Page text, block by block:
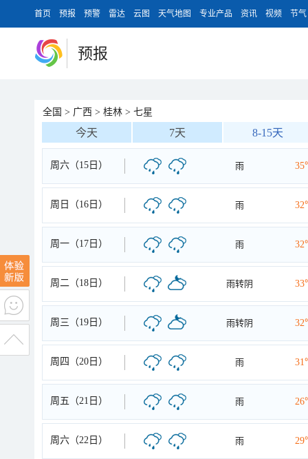
首页 预报 预警 雷达 云图 天气地图 专业产品 资讯 视频 节气
预报
全国 > 广西 > 桂林 > 七星
今天 7天 8-15天
周六（15日） 雨
周日（16日） 雨
周一（17日） 雨
周二（18日） 雨转阴
周三（19日） 雨转阴
周四（20日） 雨
周五（21日） 雨
周六（22日） 雨